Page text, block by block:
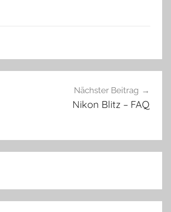
Nächster Beitrag
Nikon Blitz – FAQ